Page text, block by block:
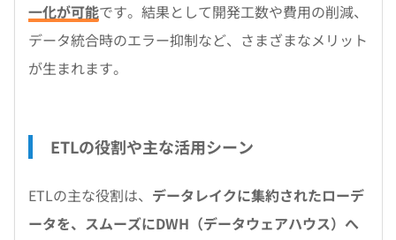
一化が可能です。結果として開発工数や費用の削減、
データ統合時のエラー抑制など、さまざまなメリット
が生まれます。
ETLの役割や主な活用シーン
ETLの主な役割は、 データレイクに集約されたローデ
ータを、スムーズにDWH（データウェアハウス）へ